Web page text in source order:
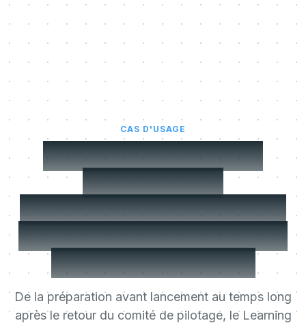
CAS D'USAGE
Les phases où une
conduite du
changement décroche
habituellement, et plus
avec MeltingSpot
De la préparation avant lancement au temps long
après le retour du comité de pilotage, le Learning